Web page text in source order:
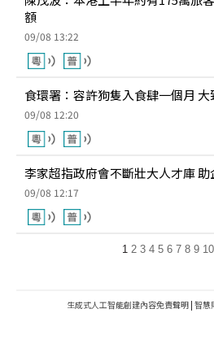
額
09/08 13:22
食環署：容許狗隻入食肆一個月
09/08 12:20
李家超指政府會不斷壯大人才庫 助
09/08 12:17
1 2 3 4 5 6 7 8 9 10
生成式人工智能創建內容免責聲明 | 智慧